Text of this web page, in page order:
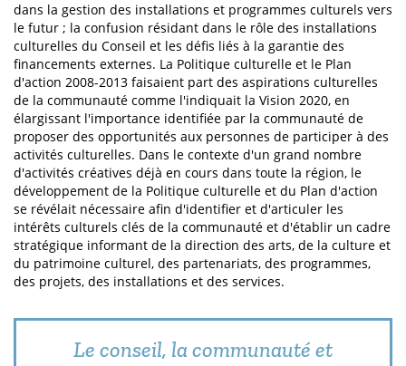
dans la gestion des installations et programmes culturels vers
le futur ; la confusion résidant dans le rôle des installations
culturelles du Conseil et les défis liés à la garantie des
financements externes. La Politique culturelle et le Plan
d'action 2008-2013 faisaient part des aspirations culturelles
de la communauté comme l'indiquait la Vision 2020, en
élargissant l'importance identifiée par la communauté de
proposer des opportunités aux personnes de participer à des
activités culturelles. Dans le contexte d'un grand nombre
d'activités créatives déjà en cours dans toute la région, le
développement de la Politique culturelle et du Plan d'action
se révélait nécessaire afin d'identifier et d'articuler les
intérêts culturels clés de la communauté et d'établir un cadre
stratégique informant de la direction des arts, de la culture et
du patrimoine culturel, des partenariats, des programmes,
des projets, des installations et des services.
Le conseil, la communauté et